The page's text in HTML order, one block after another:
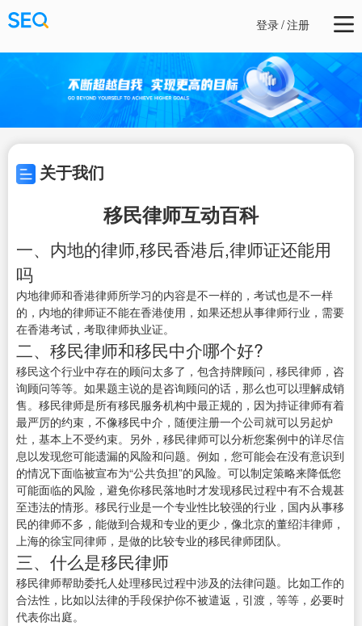
登录/注册
关于我们
移民律师互动百科
一、内地的律师,移民香港后,律师证还能用
吗
内地律师和香港律师所学习的内容是不一样的，考试也是不一样
的，内地的律师证不能在香港使用，如果还想从事律师行业，需要
在香港考试，考取律师执业证。
二、移民律师和移民中介哪个好?
移民这个行业中存在的顾问太多了，包含持牌顾问，移民律师，咨
询顾问等等。如果题主说的是咨询顾问的话，那么也可以理解成销
售。移民律师是所有移民服务机构中最正规的，因为持证律师有着
最严厉的约束，不像移民中介，随便注册一个公司就可以另起炉
灶，基本上不受约束。另外，移民律师可以分析您案例中的详尽信
息以发现您可能遗漏的风险和问题。例如，您可能会在没有意识到
的情况下面临被宣布为“公共负担”的风险。可以制定策略来降低您
可能面临的风险，避免你移民落地时才发现移民过程中有不合规甚
至违法的情形。移民行业是一个专业性比较强的行业，国内从事移
民的律师不多，能做到合规和专业的更少，像北京的董绍沣律师，
上海的徐宝同律师，是做的比较专业的移民律师团队。
三、什么是移民律师
移民律师帮助委托人处理移民过程中涉及的法律问题。比如工作的
合法性，比如以法律的手段保护你不被遣返，引渡，等等，必要时
代表你出庭。